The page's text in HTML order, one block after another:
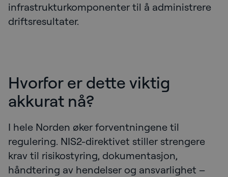
infrastrukturkomponenter til å administrere
driftsresultater.
Hvorfor er dette viktig
akkurat nå?
I hele Norden øker forventningene til
regulering. NIS2-direktivet stiller strengere
krav til risikostyring, dokumentasjon,
håndtering av hendelser og ansvarlighet –